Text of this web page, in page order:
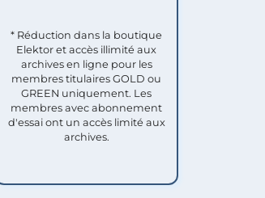
* Réduction dans la boutique
Elektor et accès illimité aux
archives en ligne pour les
membres titulaires GOLD ou
GREEN uniquement. Les
membres avec abonnement
d'essai ont un accès limité aux
archives.